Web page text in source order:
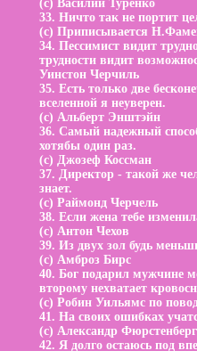
(с) Василий Туренко
33. Ничто так не портит
(с) Приписывается
34. Пессимист видит
трудности видит
Уинстон Черчиль
35. Есть только две
вселенной я неуверен.
(с) Альберт Энштэйн
36. Самый надежный
хотябы один раз.
(с) Джозеф Коссман
37. Директор - такой же
знает.
(с) Раймонд Черчель
38. Если жена тебе
(с) Антон Чехов
39. Из двух зол будь
(с) Амброз Бирс
40. Бог подарил мужчине
второму нехватает
(с) Робин Уильямс по
41. На своих ошибках
(с) Александр Фюрстенберг
42. Я долго остаюсь под